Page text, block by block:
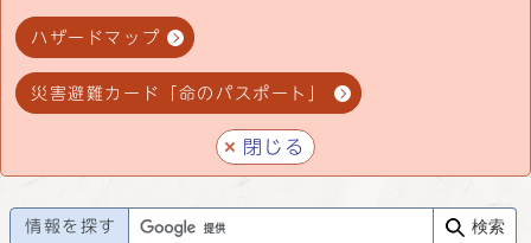
ハザードマップ
災害避難カード「命のパスポート」
閉じる
情報を探す 検索